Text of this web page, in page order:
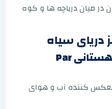
در میان دریاچه ها و کوه
دریای سیاه
ترابزون: یک فضای کوهستانی Par
کننده آب و هوای